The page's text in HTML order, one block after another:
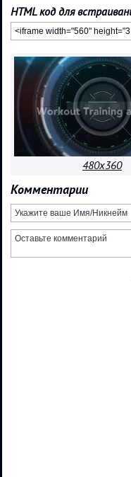
HTML код для
480x360
Комментарии